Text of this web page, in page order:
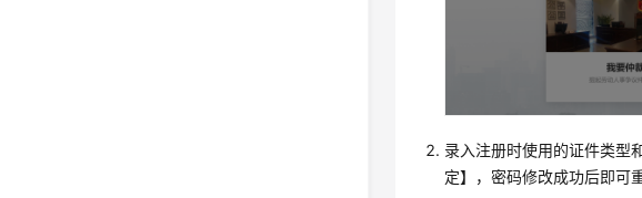
录入注册时使用的证件类型
定】，密码修改成功后即可